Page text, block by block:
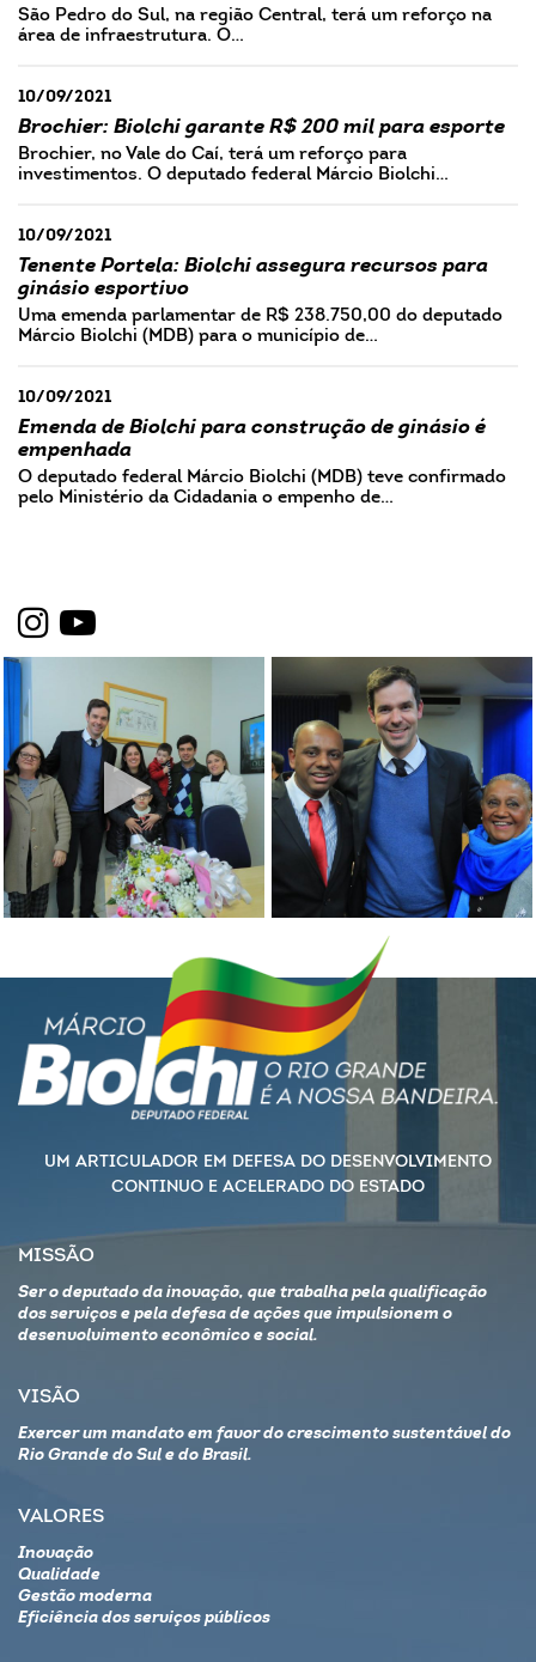
São Pedro do Sul, na região Central, terá um reforço na
área de infraestrutura. O…
10/09/2021
Brochier: Biolchi garante R$ 200 mil para esporte
Brochier, no Vale do Caí, terá um reforço para
investimentos. O deputado federal Márcio Biolchi…
10/09/2021
Tenente Portela: Biolchi assegura recursos para
ginásio esportivo
Uma emenda parlamentar de R$ 238.750,00 do deputado
Márcio Biolchi (MDB) para o município de…
10/09/2021
Emenda de Biolchi para construção de ginásio é
empenhada
O deputado federal Márcio Biolchi (MDB) teve confirmado
pelo Ministério da Cidadania o empenho de…
UM ARTICULADOR EM DEFESA DO DESENVOLVIMENTO
CONTINUO E ACELERADO DO ESTADO
MISSÃO
Ser o deputado da inovação, que trabalha pela qualificação
dos serviços e pela defesa de ações que impulsionem o
desenvolvimento econômico e social.
VISÃO
Exercer um mandato em favor do crescimento sustentável do
Rio Grande do Sul e do Brasil.
VALORES
Inovação
Qualidade
Gestão moderna
Eficiência dos serviços públicos